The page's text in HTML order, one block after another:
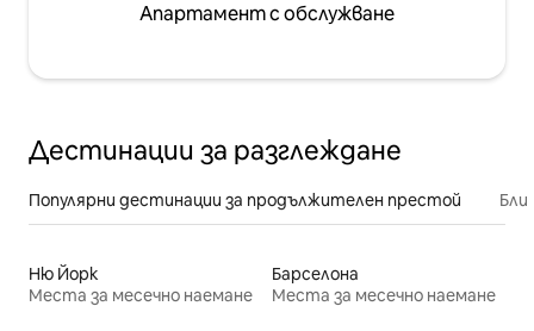
Апартамент с обслужване
Дестинации за разглеждане
Популярни дестинации за продължителен престой
Ню Йорк
Места за месечно наемане
Барселона
Места за месечно наемане